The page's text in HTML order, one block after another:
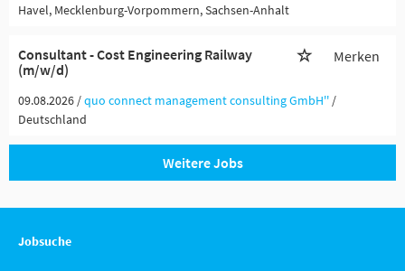
Havel, Mecklenburg-Vorpommern, Sachsen-Anhalt
Consultant - Cost Engineering Railway
(m/w/d)
Merken
09.08.2026 /quo connect management consulting GmbH'' /
Deutschland
Weitere Jobs
Jobsuche